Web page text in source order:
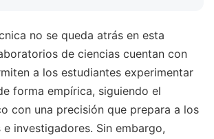
no se queda atrás en esta
de ciencias cuentan con
a los estudiantes experimentar
forma empírica, siguiendo el
con una precisión que prepara a los
investigadores. Sin embargo,